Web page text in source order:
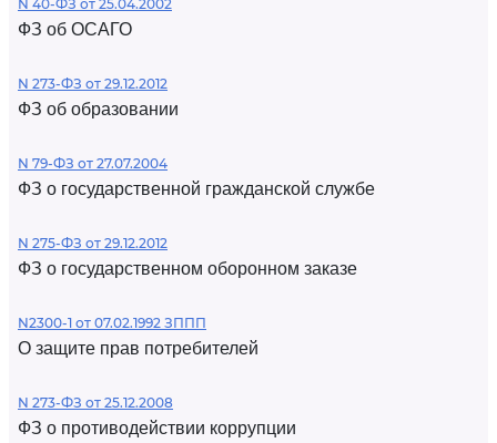
N 40-ФЗ от 25.04.2002
ФЗ об ОСАГО
N 273-ФЗ от 29.12.2012
ФЗ об образовании
N 79-ФЗ от 27.07.2004
ФЗ о государственной гражданской службе
N 275-ФЗ от 29.12.2012
ФЗ о государственном оборонном заказе
N2300-1 от 07.02.1992 ЗППП
О защите прав потребителей
N 273-ФЗ от 25.12.2008
ФЗ о противодействии коррупции